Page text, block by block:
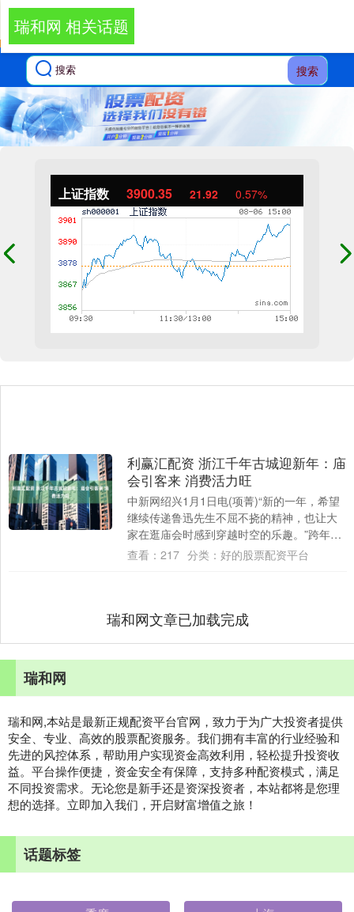
搜索
上证指数 3900.35 21.92 0.57%
瑞和网 相关话题
利赢汇配资 浙江千年古城迎新年：庙
会引客来 消费活力旺
中新网绍兴1月1日电(项菁)“新的一年，希望
继续传递鲁迅先生不屈不挠的精神，也让大
家在逛庙会时感到穿越时空的乐趣。”跨年
夜，63岁大伯虞关兔穿一身长衫、戴一条
查看： 217 分类： 好的股票配资平台
瑞和网文章已加载完成
瑞和网
瑞和网,本站是最新正规配资平台官网，致力于为广大投资者提供
安全、专业、高效的股票配资服务。我们拥有丰富的行业经验和
先进的风控体系，帮助用户实现资金高效利用，轻松提升投资收
益。平台操作便捷，资金安全有保障，支持多种配资模式，满足
不同投资需求。无论您是新手还是资深投资者，本站都将是您理
想的选择。立即加入我们，开启财富增值之旅！
话题标签